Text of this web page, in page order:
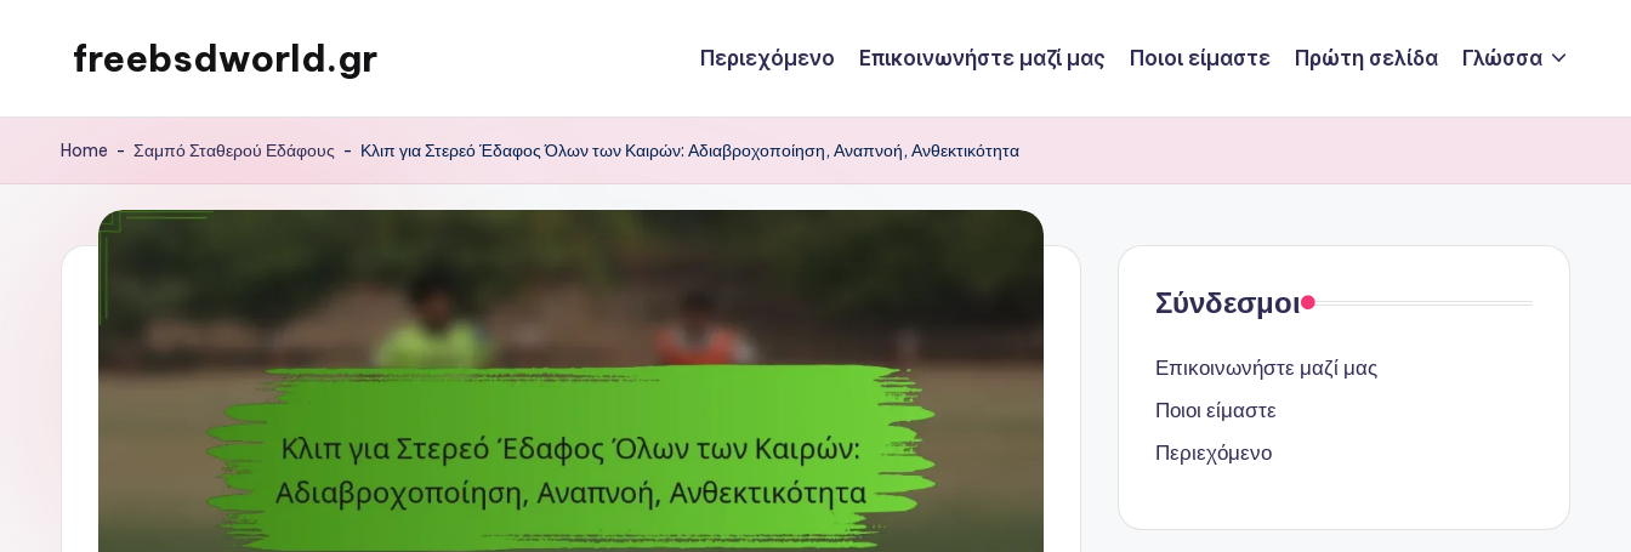
freebsdworld.gr Περιεχόμενο Επικοινωνήστε μαζί μας Ποιοι είμαστε Πρώτη σελίδα Γλώσσα
Home - Σαμπό Σταθερού Εδάφους - Κλιπ για Στερεό Έδαφος Όλων των Καιρών: Αδιαβροχοποίηση, Αναπνοή, Ανθεκτικότητα
Σύνδεσμοι
Επικοινωνήστε μαζί μας
Ποιοι είμαστε
Περιεχόμενο